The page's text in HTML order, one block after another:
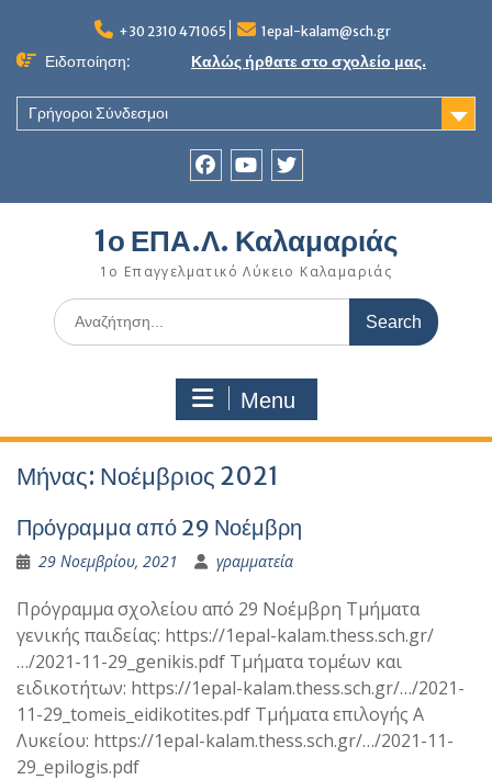
content
+30 2310 471065 1epal-kalam@sch.gr
Ειδοποίηση: Καλώς ήρθατε στο σχολείο μας.
Γρήγοροι Σύνδεσμοι
1ο ΕΠΑ.Λ. Καλαμαριάς
1ο Επαγγελματικό Λύκειο Καλαμαριάς
Search
for:
Menu
Μήνας: Νοέμβριος 2021
Πρόγραμμα από 29 Νοέμβρη
29 Νοεμβρίου, 2021 γραμματεία
Πρόγραμμα σχολείου από 29 Νοέμβρη Τμήματα
γενικής παιδείας: https://1epal-kalam.thess.sch.gr/
…/2021-11-29_genikis.pdf Τμήματα τομέων και
ειδικοτήτων: https://1epal-kalam.thess.sch.gr/…/2021-
11-29_tomeis_eidikotites.pdf Τμήματα επιλογής Α
Λυκείου: https://1epal-kalam.thess.sch.gr/…/2021-11-
29_epilogis.pdf